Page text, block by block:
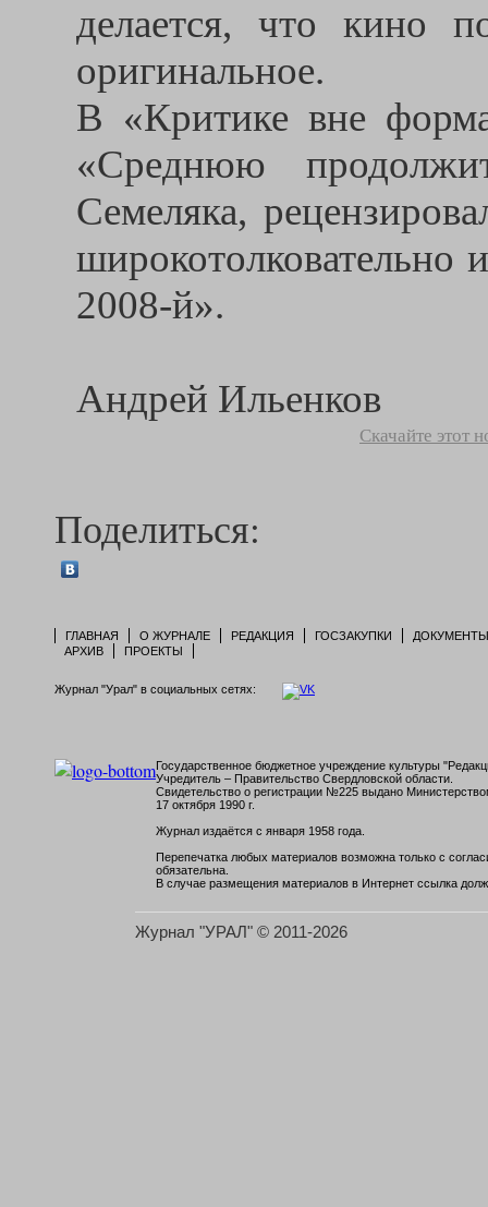
делается, что кино
оригинальное.
В «Критике вне
«Среднюю
Семеляка,
широкотолковательно
2008-й».
Андрей Ильенков
Скачайте этот
Поделиться:
ГЛАВНАЯ О ЖУРНАЛЕ РЕДАКЦИЯ ГОСЗАКУПКИ
ДОКУМЕНТЫ
АРХИВ
ПРОЕКТЫ
Журнал "Урал" в социальных сетях:
Государственное бюджетное учреждение культуры
Учредитель – Правительство Свердловской области.
Свидетельство о регистрации №225 выдано
17 октября 1990 г.
Журнал издаётся с января 1958 года.
Перепечатка любых материалов возможна только с
обязательна.
В случае размещения материалов в Интернет ссылка
Журнал "УРАЛ" © 2011-2026